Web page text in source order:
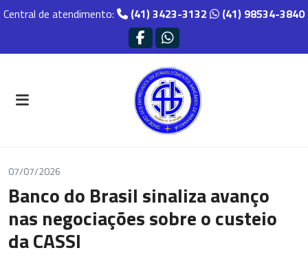
Central de atendimento: (41) 3423-3132 (41) 98534-3840
07/07/2026
Banco do Brasil sinaliza avanço
nas negociações sobre o custeio
da CASSI